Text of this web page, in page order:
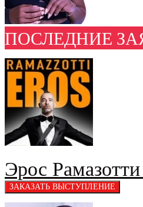
ПОСЛЕДНИЕ
Эрос